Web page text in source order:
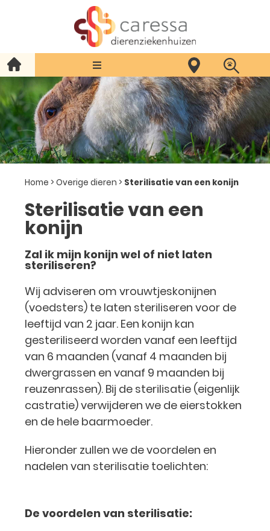
Home > Overige dieren > Sterilisatie van een konijn
Sterilisatie van een
konijn
Zal ik mijn konijn wel of niet laten
steriliseren?
Wij adviseren om vrouwtjeskonijnen
(voedsters) te laten steriliseren voor de
leeftijd van 2 jaar. Een konijn kan
gesteriliseerd worden vanaf een leeftijd
van 6 maanden (vanaf 4 maanden bij
dwergrassen en vanaf 9 maanden bij
reuzenrassen). Bij de sterilisatie (eigenlijk
castratie) verwijderen we de eierstokken
en de hele baarmoeder.
Hieronder zullen we de voordelen en
nadelen van sterilisatie toelichten:
De voordelen van sterilisatie: